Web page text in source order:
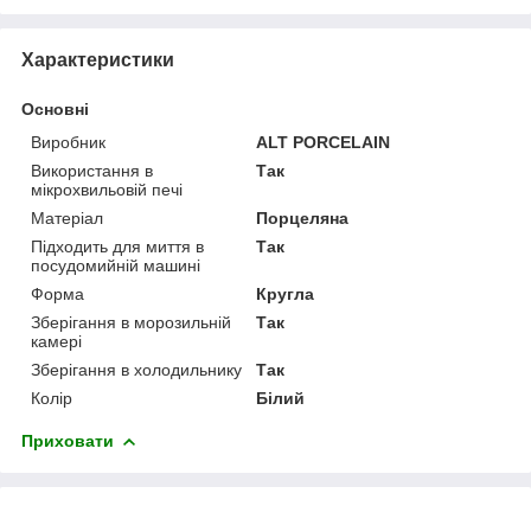
Характеристики
Основні
Виробник
ALT PORCELAIN
Використання в
мікрохвильовій печі
Так
Матеріал
Порцеляна
Підходить для миття в
посудомийній машині
Так
Форма
Кругла
Зберігання в морозильній
камері
Так
Зберігання в холодильнику
Так
Колір
Білий
Приховати